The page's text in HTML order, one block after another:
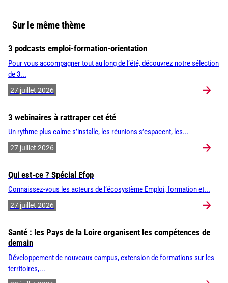
Sur le même thème
3 podcasts emploi-formation-orientation
Pour vous accompagner tout au long de l’été, découvrez notre sélection
de 3...
27 juillet 2026
3 webinaires à rattraper cet été
Un rythme plus calme s’installe, les réunions s’espacent, les...
27 juillet 2026
Qui est-ce ? Spécial Efop
Connaissez-vous les acteurs de l’écosystème Emploi, formation et...
27 juillet 2026
Santé : les Pays de la Loire organisent les compétences de
demain
Développement de nouveaux campus, extension de formations sur les
territoires,...